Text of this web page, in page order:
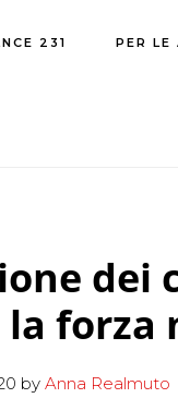
231 PER LE
forza
by Anna Realmuto